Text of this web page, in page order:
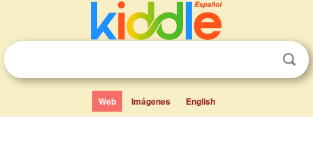
Web Imágenes English